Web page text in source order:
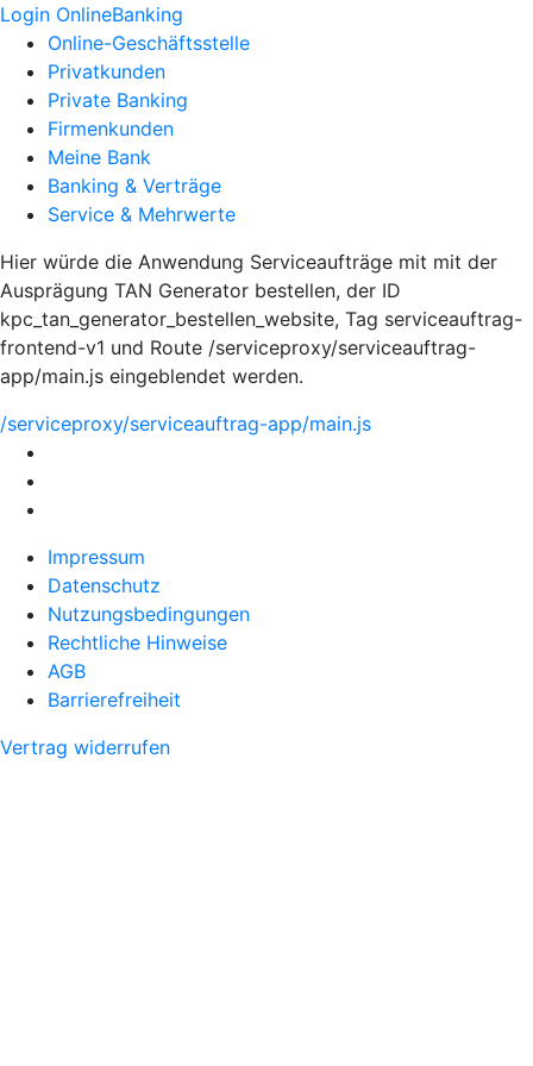
Login OnlineBanking
Online-Geschäftsstelle
Privatkunden
Private Banking
Firmenkunden
Meine Bank
Banking & Verträge
Service & Mehrwerte
Hier würde die Anwendung Serviceaufträge mit mit der
Ausprägung TAN Generator bestellen, der ID
kpc_tan_generator_bestellen_website, Tag serviceauftrag-
frontend-v1 und Route /serviceproxy/serviceauftrag-
app/main.js eingeblendet werden.
/serviceproxy/serviceauftrag-app/main.js
Impressum
Datenschutz
Nutzungsbedingungen
Rechtliche Hinweise
AGB
Barrierefreiheit
Vertrag widerrufen